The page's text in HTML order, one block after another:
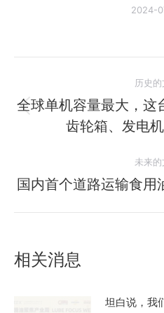
2024-
章
历史
全球单机容量最大，这
齿轮箱、发电
未来的
国内首个道路运输食用
相关消息
坦白说，我